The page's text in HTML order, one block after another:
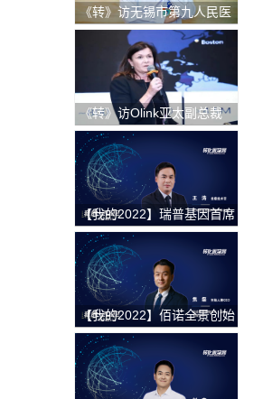
《转》访无锡市第九人民医
院科教科主任赵刚
《转》访Olink亚太副总裁
Andrea Ballagi博士：新一
代蛋白组学如何加速精准医
疗新进程
【我的2022】瑞普基因首席
技术官王涛：发挥BT+AI双
引擎特色优势，推进AI技术
在精准医疗领域的临床落地
【我的2022】佰诺全景创始
人焦磊：降低使用成本和难
度，推动全景病理技术在中
国的临床转化落地